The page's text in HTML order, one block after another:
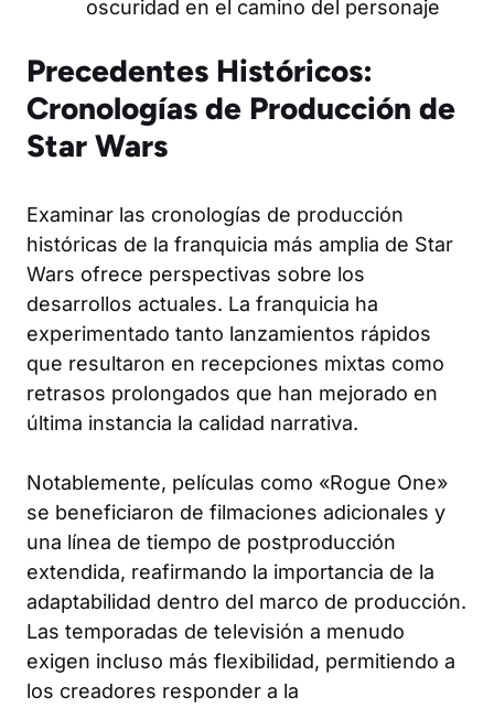
oscuridad en el camino del personaje
Precedentes Históricos:
Cronologías de Producción de
Star Wars
Examinar las cronologías de producción
históricas de la franquicia más amplia de Star
Wars ofrece perspectivas sobre los
desarrollos actuales. La franquicia ha
experimentado tanto lanzamientos rápidos
que resultaron en recepciones mixtas como
retrasos prolongados que han mejorado en
última instancia la calidad narrativa.
Notablemente, películas como «Rogue One»
se beneficiaron de filmaciones adicionales y
una línea de tiempo de postproducción
extendida, reafirmando la importancia de la
adaptabilidad dentro del marco de producción.
Las temporadas de televisión a menudo
exigen incluso más flexibilidad, permitiendo a
los creadores responder a la